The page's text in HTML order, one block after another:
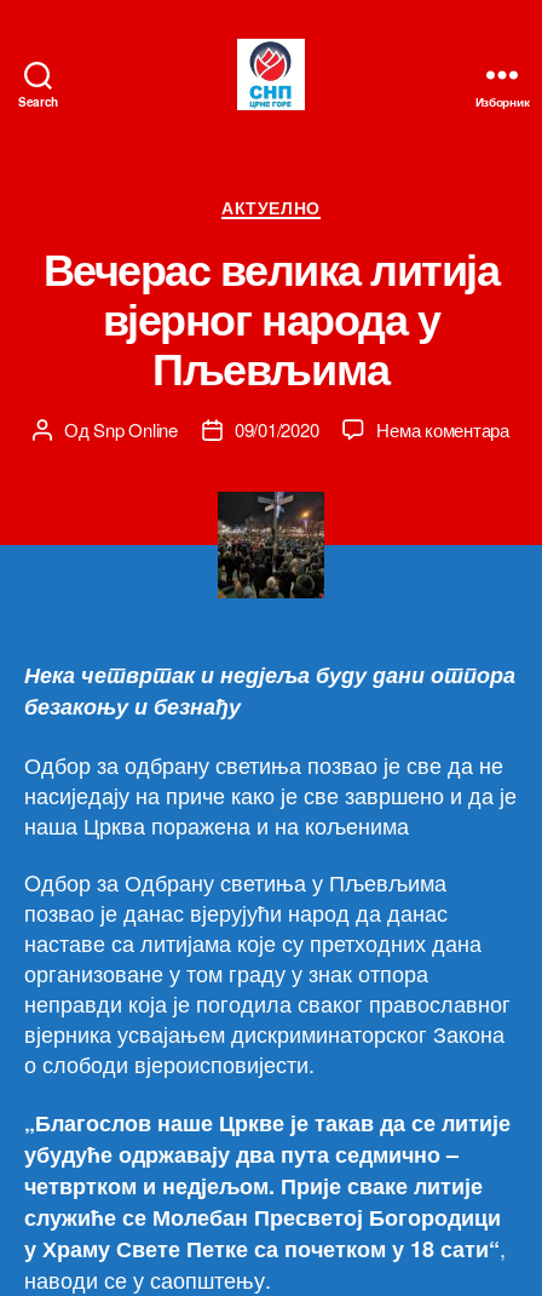
Search Изборник
Категорије
АКТУЕЛНО
Вечерас велика литија
вјерног народа у
Пљевљима
Аутор
ОдSnp Online
Датум09/01/2020 Нема коментарана
Нека четвртак и недјеља буду дани отпора
безакоњу и безнађу
Одбор за одбрану светиња позвао је све да не
насиједају на приче како је све завршено и да је
наша Црква поражена и на кољенима
Oдбор за Одбрану светиња у Пљевљима
позвао је данас вјерујући народ да данас
наставе са литијама које су претходних дана
организоване у том граду у знак отпора
неправди која је погодила сваког православног
вјерника усвајањем дискриминаторског Закона
о слободи вјероисповијести.
„Благослов наше Цркве је такав да се литије
убудуће одржавају два пута седмично –
четвртком и недјељом. Прије сваке литије
служиће се Молебан Пресветој Богородици
у Храму Свете Петке са почетком у 18 сати“,
наводи се у саопштењу.